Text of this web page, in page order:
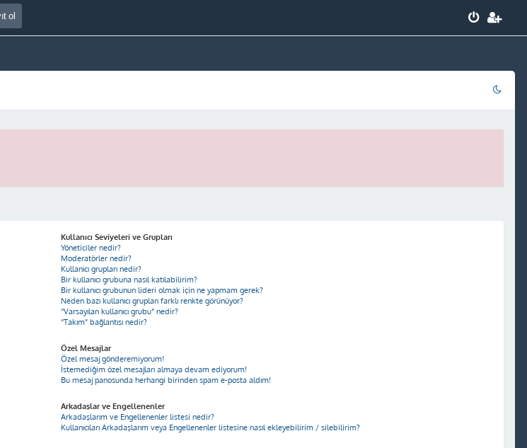
ol
Kullanıcı Seviyeleri ve Grupları
Yöneticiler nedir?
Moderatörler nedir?
Kullanıcı grupları nedir?
Bir kullanıcı grubuna nasıl katılabilirim?
Bir kullanıcı grubunun lideri olmak için ne yapmam gerek?
Neden bazı kullanıcı grupları farklı renkte görünüyor?
“Varsayılan kullanıcı grubu” nedir?
“Takım” bağlantısı nedir?
Özel Mesajlar
Özel mesaj gönderemiyorum!
İstemediğim özel mesajları almaya devam ediyorum!
Bu mesaj panosunda herhangi birinden spam e-posta aldım!
Arkadaşlar ve Engellenenler
Arkadaşlarım ve Engellenenler listesi nedir?
Kullanıcıları Arkadaşlarım veya Engellenenler listesine nasıl ekleyebilirim / silebilirim?